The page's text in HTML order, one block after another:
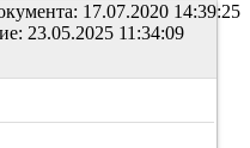
17.07.2020 14:39:25
23.05.2025 11:34:09